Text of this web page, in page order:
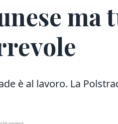
ma
è al lavoro. La